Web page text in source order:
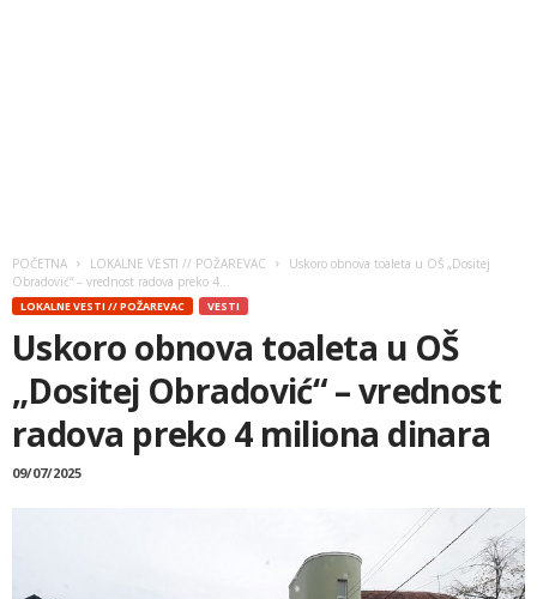
POČETNA LOKALNE VESTI // POŽAREVAC
Uskoro obnova toaleta u OŠ „Dositej
Obradović“ – vrednost radova preko 4...
LOKALNE VESTI // POŽAREVAC VESTI
Uskoro obnova toaleta u OŠ
„Dositej Obradović“ – vrednost
radova preko 4 miliona dinara
09/07/2025